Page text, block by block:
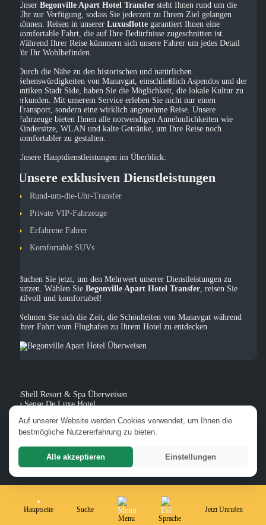
Auf unserer Website werden Cookies verwendet, um Ihnen die
bestmögliche Nutzererfahrung zu bieten.
Alle akzeptieren Einstellungen
UnserBegonville Apart Hotel Transfer steht Ihnen rund um die
Uhr zur Verfügung, sodass Sie jederzeit zu Ihrem Ziel gelangen
können. Reisen in unsererLuxusflotte garantiert Ihnen eine
komfortable Fahrt, die auf Ihre Bedürfnisse zugeschnitten ist.
Während Ihrer Reise kümmern sich unsere Fahrer um jedes Detail
für Ihr Wohlbefinden.
Durch die Nähe zu den historischen und natürlichen
Sehenswürdigkeiten von Manavgat, einschließlich Aspendos und der
antiken Stadt Side, haben Sie die Möglichkeit, die lokale Kultur zu
erkunden. Mit unserem Service erleben Sie nicht nur einen
Transport, sondern eine wirklich angenehme Reise. Unsere
Fahrzeuge bieten Ihnen alle notwendigen Annehmlichkeiten wie
Kindersitze, WLAN und kalte Getränke, um Ihre Reise noch
komfortabler zu gestalten.
Unsere Hauptdienstleistungen im Überblick:
Unsere exklusiven Dienstleistungen
Rund-um-die-Uhr-Transfer
Private VIP-Fahrzeuge
Erfahrene Fahrer
Komfortable SUVs
Buchen Sie jetzt, um den Mehrwert unserer Dienstleistungen zu
nutzen. Wählen SieBegonville Apart Hotel Transfer, reisen Sie
stilvoll und komfortabel!
Nehmen Sie sich die Zeit, die Schönheiten von Manavgat während
Ihrer Fahrt vom Flughafen zu Ihrem Hotel zu entdecken.
SeaShell Resort & Spa Überweisen
The Sense De Luxe Hotel
Side Zeugma Hotel Adult Überweisen
Port Side Resort Hotel Überweisen
Bartu Apart Hotel Überweisen
Crystal Admiral Resort Suites & Spa Überweisen
Orfeus Hotel Überweisen
Hauptseite
Suche
Menu
Sprache
Jetzt Unrufen